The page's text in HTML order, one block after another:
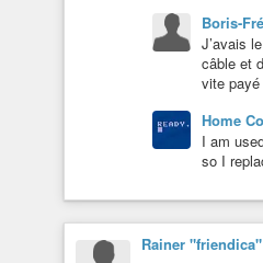
Boris-
J’avais
câble et
vite payé
Home
I am
so I
Rainer